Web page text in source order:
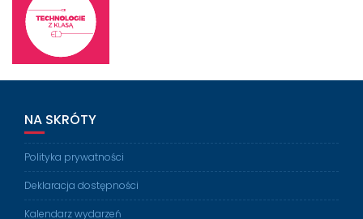
NA SKRÓTY
Polityka prywatności
Deklaracja dostępności
Kalendarz wydarzeń